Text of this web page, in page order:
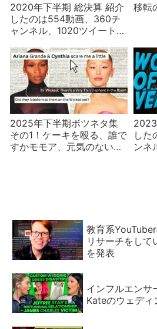
2020年下半期 総決算 紹介
したのは554動画、360チ
ャンネル、1020ツイート、
移転
2025年下半期ボツネタ集
その1！ケーキを殴る、誰で
すかモモア、元気のない人
した
ンネ
教育系
リサーチをして
を発表
インフルエン
Kateのウェディ